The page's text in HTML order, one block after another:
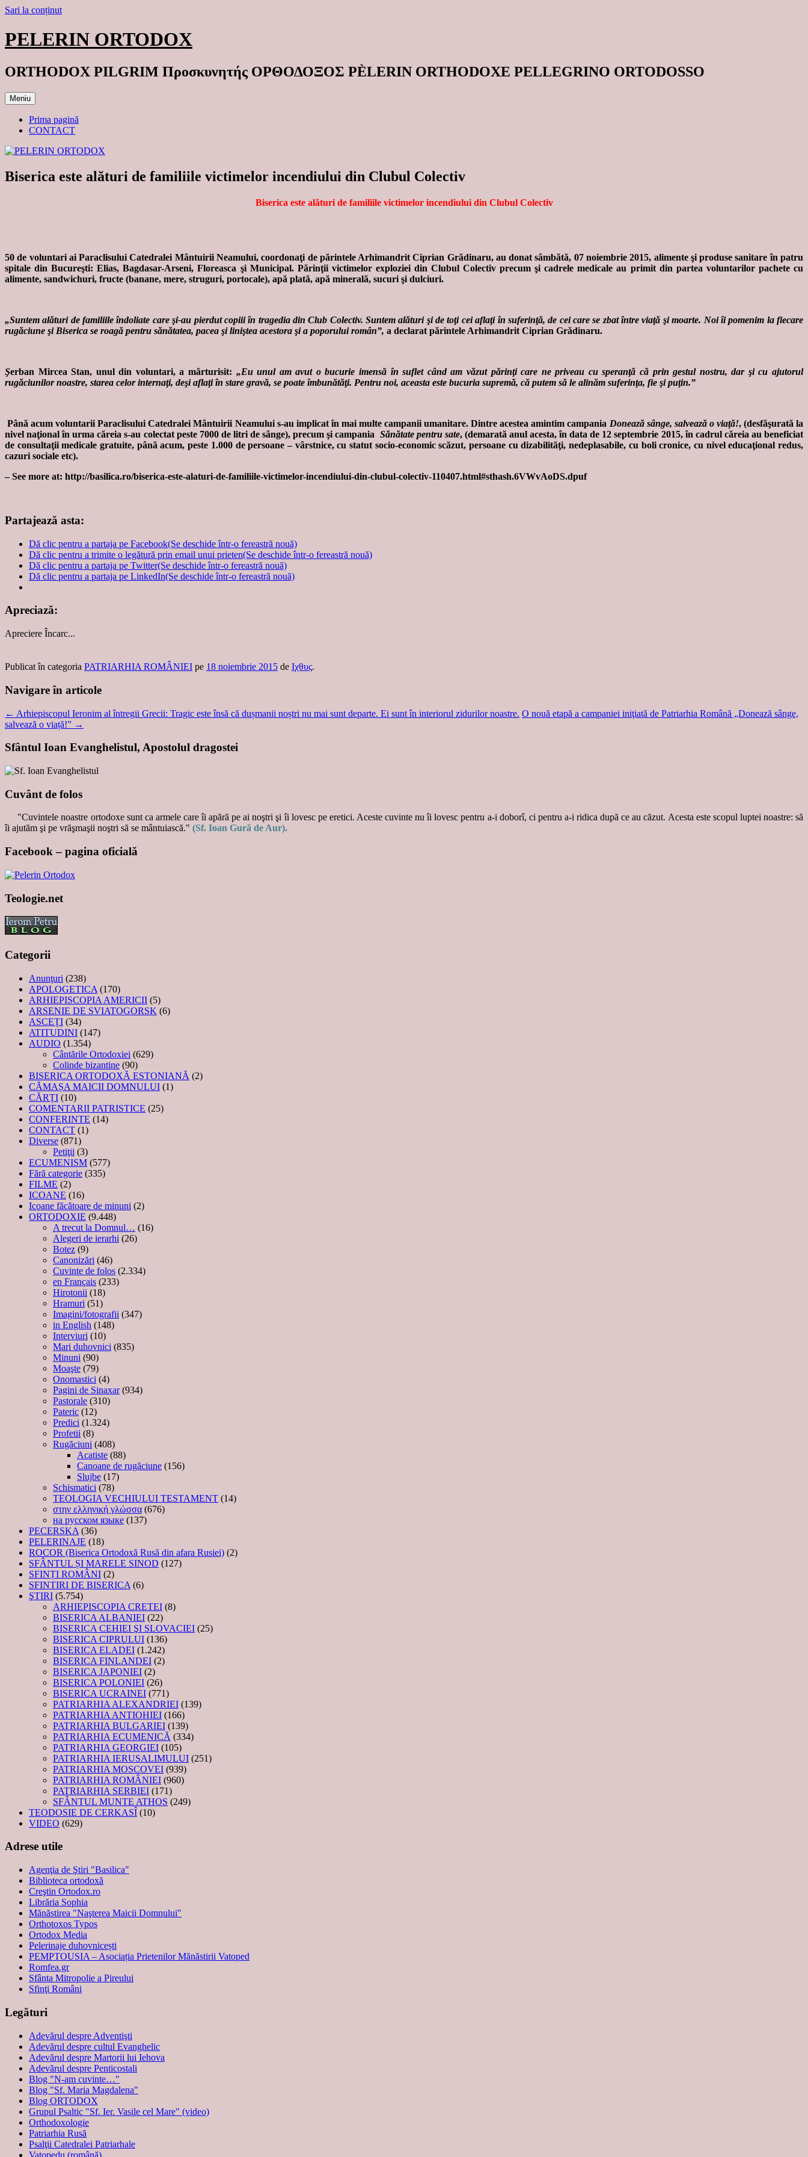
Sari la conținut
PELERIN ORTODOX
ORTHODOX PILGRIM Προσκυνητής ΟΡΘΟΔΟΞΟΣ PÈLERIN ORTHODOXE PELLEGRINO ORTODOSSO
Meniu
Prima pagină
CONTACT
Biserica este alături de familiile victimelor incendiului din Clubul Colectiv
Biserica este alături de familiile victimelor incendiului din Clubul Colectiv
50 de voluntari ai Paraclisului Catedralei Mântuirii Neamului, coordonaţi de părintele Arhimandrit Ciprian Grădinaru, au donat sâmbătă, 07 noiembrie 2015, alimente şi produse sanitare în patru
spitale din Bucureşti: Elias, Bagdasar-Arseni, Floreasca şi Municipal. Părinţii victimelor exploziei din Clubul Colectiv precum şi cadrele medicale au primit din partea voluntarilor pachete cu
alimente, sandwichuri, fructe (banane, mere, struguri, portocale), apă plată, apă minerală, sucuri şi dulciuri.
„Suntem alături de familiile îndoliate care şi-au pierdut copiii în tragedia din Club Colectiv. Suntem alături şi de toţi cei aflaţi în suferinţă, de cei care se zbat între viaţă şi moarte. Noi îi pomenim la fiecare
rugăciune şi Biserica se roagă pentru sănătatea, pacea şi liniştea acestora şi a poporului român”, a declarat părintele Arhimandrit Ciprian Grădinaru.
Şerban Mircea Stan, unul din voluntari, a mărturisit: „Eu unul am avut o bucurie imensă în suflet când am văzut părinţi care ne priveau cu speranţă că prin gestul nostru, dar şi cu ajutorul
rugăciunilor noastre, starea celor internaţi, deşi aflaţi în stare gravă, se poate îmbunătăţi. Pentru noi, aceasta este bucuria supremă, că putem să le alinăm suferinţa, fie şi puţin.”
Până acum voluntarii Paraclisului Catedralei Mântuirii Neamului s-au implicat în mai multe campanii umanitare. Dintre acestea amintim campania Donează sânge, salvează o viaţă!, (desfăşurată la
nivel naţional în urma căreia s-au colectat peste 7000 de litri de sânge), precum şi campania Sănătate pentru sate, (demarată anul acesta, în data de 12 septembrie 2015, în cadrul căreia au beneficiat
de consultaţii medicale gratuite, până acum, peste 1.000 de persoane – vârstnice, cu statut socio-economic scăzut, persoane cu dizabilităţi, nedeplasabile, cu boli cronice, cu nivel educaţional redus,
cazuri sociale etc).
– See more at: http://basilica.ro/biserica-este-alaturi-de-familiile-victimelor-incendiului-din-clubul-colectiv-110407.html#sthash.6VWvAoDS.dpuf
Partajează asta:
Dă clic pentru a partaja pe Facebook(Se deschide într-o fereastră nouă)
Dă clic pentru a trimite o legătură prin email unui prieten(Se deschide într-o fereastră nouă)
Dă clic pentru a partaja pe Twitter(Se deschide într-o fereastră nouă)
Dă clic pentru a partaja pe LinkedIn(Se deschide într-o fereastră nouă)
Apreciază:
Apreciere Încarc...
Publicat în categoria PATRIARHIA ROMÂNIEI pe 18 noiembrie 2015 de Ιχθυς.
Navigare în articole
← Arhiepiscopul Ieronim al întregii Grecii: Tragic este însă că dușmanii noștri nu mai sunt departe. Ei sunt în interiorul zidurilor noastre. O nouă etapă a campaniei iniţiată de Patriarhia Română „Donează sânge,
salvează o viață!” →
Sfântul Ioan Evanghelistul, Apostolul dragostei
Cuvânt de folos
"Cuvintele noastre ortodoxe sunt ca armele care îi apără pe ai noştri şi îi lovesc pe eretici. Aceste cuvinte nu îi lovesc pentru a-i doborî, ci pentru a-i ridica după ce au căzut. Acesta este scopul luptei noastre: să
îi ajutăm şi pe vrăşmaşii noştri să se mântuiască." (Sf. Ioan Gură de Aur).
Facebook – pagina oficială
Teologie.net
Categorii
Anunţuri (238)
APOLOGETICA (170)
ARHIEPISCOPIA AMERICII (5)
ARSENIE DE SVIATOGORSK (6)
ASCEȚI (34)
ATITUDINI (147)
AUDIO (1.354)
Cântările Ortodoxiei (629)
Colinde bizantine (90)
BISERICA ORTODOXĂ ESTONIANĂ (2)
CĂMAȘA MAICII DOMNULUI (1)
CĂRȚI (10)
COMENTARII PATRISTICE (25)
CONFERINTE (14)
CONTACT (1)
Diverse (871)
Petiţii (3)
ECUMENISM (577)
Fără categorie (335)
FILME (2)
ICOANE (16)
Icoane făcătoare de minuni (2)
ORTODOXIE (9.448)
A trecut la Domnul… (16)
Alegeri de ierarhi (26)
Botez (9)
Canonizări (46)
Cuvinte de folos (2.334)
en Français (233)
Hirotonii (18)
Hramuri (51)
Imagini/fotografii (347)
in English (148)
Interviuri (10)
Mari duhovnici (835)
Minuni (90)
Moaşte (79)
Onomastici (4)
Pagini de Sinaxar(934)
Pastorale (310)
Pateric (12)
Predici (1.324)
Profetii (8)
Rugăciuni (408)
Acatiste (88)
Canoane de rugăciune (156)
Slujbe (17)
Schismatici (78)
TEOLOGIA VECHIULUI TESTAMENT (14)
στην ελληνική γλώσσα (676)
на русском языке (137)
PECERSKA (36)
PELERINAJE (18)
ROCOR (Biserica Ortodoxă Rusă din afara Rusiei) (2)
SFÂNTUL ȘI MARELE SINOD (127)
SFINȚI ROMÂNI (2)
SFINTIRI DE BISERICA (6)
ŞTIRI (5.754)
ARHIEPISCOPIA CRETEI (8)
BISERICA ALBANIEI (22)
BISERICA CEHIEI ŞI SLOVACIEI (25)
BISERICA CIPRULUI (136)
BISERICA ELADEI (1.242)
BISERICA FINLANDEI (2)
BISERICA JAPONIEI (2)
BISERICA POLONIEI (26)
BISERICA UCRAINEI (771)
PATRIARHIA ALEXANDRIEI (139)
PATRIARHIA ANTIOHIEI (166)
PATRIARHIA BULGARIEI (139)
PATRIARHIA ECUMENICĂ (334)
PATRIARHIA GEORGIEI (105)
PATRIARHIA IERUSALIMULUI (251)
PATRIARHIA MOSCOVEI (939)
PATRIARHIA ROMÂNIEI (960)
PATRIARHIA SERBIEI (171)
SFÂNTUL MUNTE ATHOS (249)
TEODOSIE DE CERKASÎ (10)
VIDEO (629)
Adrese utile
Agenţia de Ştiri "Basilica"
Biblioteca ortodoxă
Creştin Ortodox.ro
Librăria Sophia
Mănăstirea "Naşterea Maicii Domnului"
Orthotoxos Typos
Ortodox Media
Pelerinaje duhovnicești
PEMPTOUSIA – Asociația Prietenilor Mănăstirii Vatoped
Romfea.gr
Sfânta Mitropolie a Pireului
Sfinţi Români
Legături
Adevărul despre Adventişti
Adevărul despre cultul Evanghelic
Adevărul despre Martorii lui Iehova
Adevărul despre Penticostali
Blog "N-am cuvinte…"
Blog "Sf. Maria Magdalena"
Blog ORTODOX
Grupul Psaltic "Sf. Ier. Vasile cel Mare" (video)
Orthodoxologie
Patriarhia Rusă
Psalţii Catedralei Patriarhale
Vatopedu (română)